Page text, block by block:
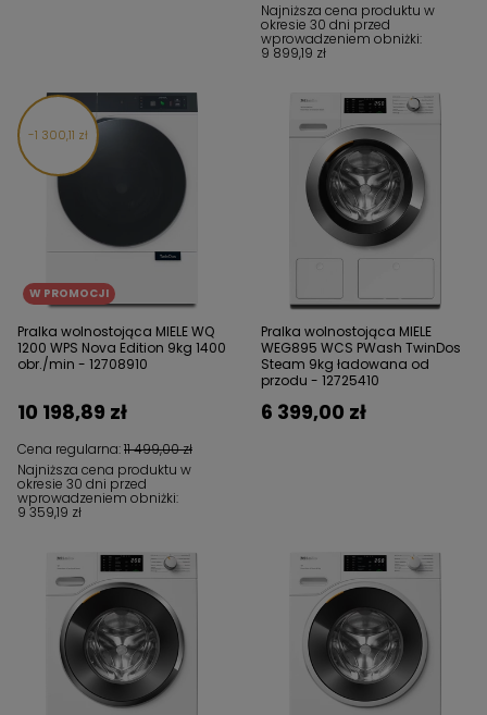
Najniższa cena produktu w
okresie 30 dni przed
wprowadzeniem obniżki:
9 899,19 zł
1 300,11 zł
W PROMOCJI
Pralka wolnostojąca MIELE WQ
1200 WPS Nova Edition 9kg 1400
obr./min - 12708910
Cena regularna:11 499,00 zł
10 198,89 zł
Najniższa cena produktu w
okresie 30 dni przed
wprowadzeniem obniżki:
9 359,19 zł
Pralka wolnostojąca MIELE
WEG895 WCS PWash TwinDos
Steam 9kg ładowana od
przodu - 12725410
6 399,00 zł